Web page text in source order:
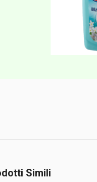
Simili